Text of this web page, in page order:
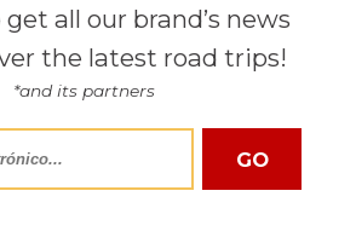
all our brand’s news
the latest road trips!
*and its partners